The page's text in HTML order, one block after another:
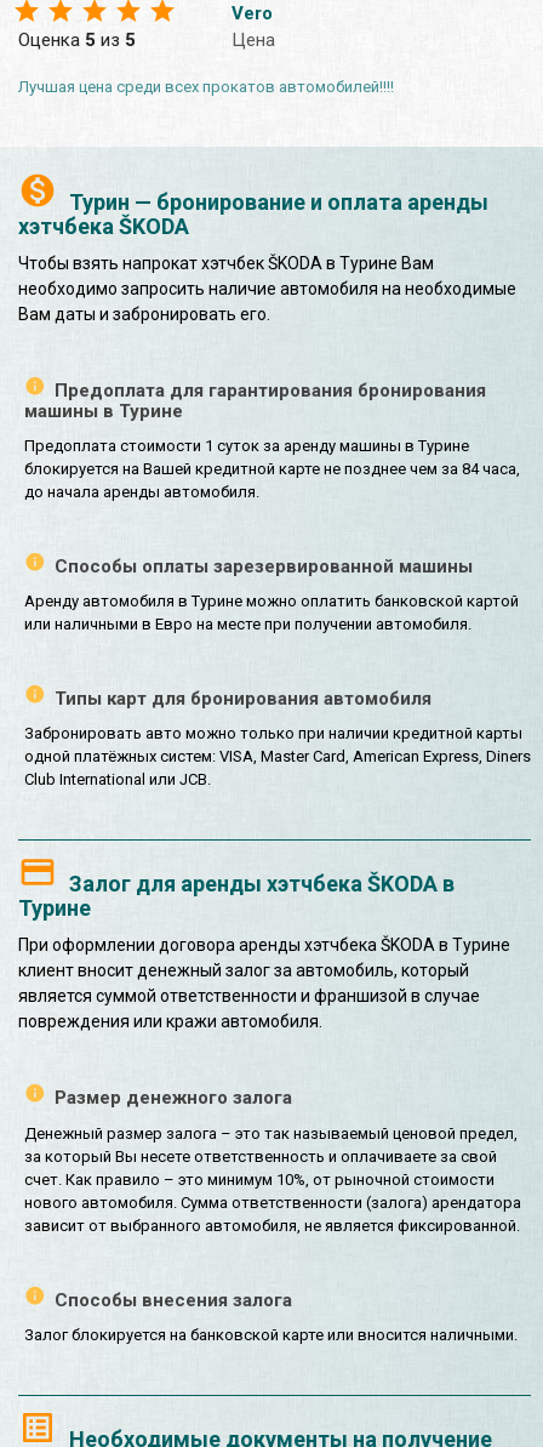
Турин — бронирование и оплата аренды
хэтчбека ŠKODA
Чтобы взять напрокат хэтчбек ŠKODA в Турине Вам
необходимо запросить наличие автомобиля на необходимые
Вам даты и забронировать его.
Предоплата для гарантирования бронирования
машины в Турине
Предоплата стоимости 1 суток за аренду машины в Турине
блокируется на Вашей кредитной карте не позднее чем за 84 часа,
до начала аренды автомобиля.
Способы оплаты зарезервированной машины
Аренду автомобиля в Турине можно оплатить банковской картой
или наличными в Евро на месте при получении автомобиля.
Типы карт для бронирования автомобиля
Забронировать авто можно только при наличии кредитной карты
одной платёжных систем: VISA, Master Card, American Express, Diners
Club International или JCB.
Залог для аренды хэтчбека ŠKODA в
Турине
При оформлении договора аренды хэтчбека ŠKODA в Турине
клиент вносит денежный залог за автомобиль, который
является суммой ответственности и франшизой в случае
повреждения или кражи автомобиля.
Размер денежного залога
Денежный размер залога – это так называемый ценовой предел,
за который Вы несете ответственность и оплачиваете за свой
счет. Как правило – это минимум 10%, от рыночной стоимости
нового автомобиля. Сумма ответственности (залога) арендатора
зависит от выбранного автомобиля, не является фиксированной.
Способы внесения залога
Залог блокируется на банковской карте или вносится наличными.
Необходимые документы на получение
Оценка 5 из 5
Vero
Цена
Лучшая цена среди всех прокатов автомобилей!!!!